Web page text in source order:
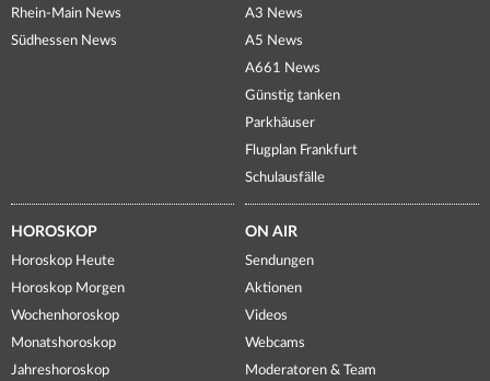
Rhein-Main News
Südhessen News
A3 News
A5 News
A661 News
Günstig tanken
Parkhäuser
Flugplan Frankfurt
Schulausfälle
HOROSKOP
Horoskop Heute
Horoskop Morgen
Wochenhoroskop
Monatshoroskop
Jahreshoroskop
ON AIR
Sendungen
Aktionen
Videos
Webcams
Moderatoren & Team